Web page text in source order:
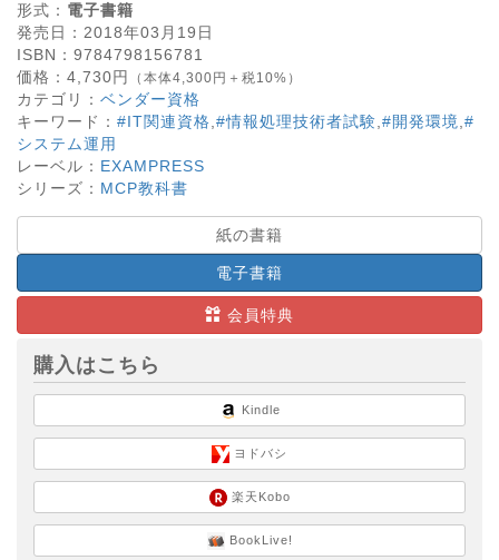
形式： 電子書籍
発売日： 2018年03月19日
ISBN： 9784798156781
価格： 4,730円 （本体4,300円＋税10%）
カテゴリ： ベンダー資格
キーワード： #IT関連資格 #情報処理技術者試験 #開発環境 #
システム運用
レーベル： EXAMPRESS
シリーズ： MCP教科書
紙の書籍
電子書籍
会員特典
購入はこちら
Kindle
ヨドバシ
楽天Kobo
BookLive!